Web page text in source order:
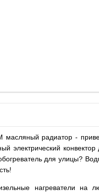
масляный радиатор -
электрический
для улицы?
нагреватели